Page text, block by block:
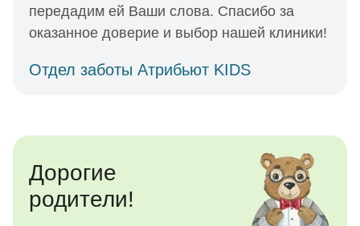
передадим ей Ваши слова. Спасибо за
оказанное доверие и выбор нашей клиники!
Отдел заботы Атрибьют KIDS
Дорогие
родители!